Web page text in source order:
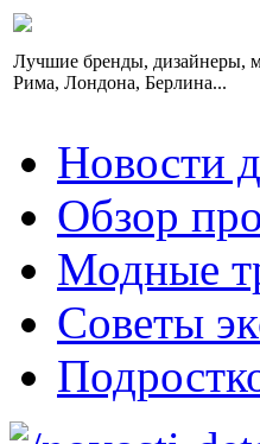
Лучшие бренды, дизайнеры,
Рима, Лондона, Берлина...
Новости
Обзор
Модные
Советы